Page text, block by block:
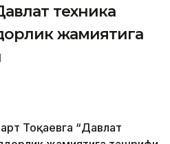
техника
жамиятига
Тоқаевга “Давлат